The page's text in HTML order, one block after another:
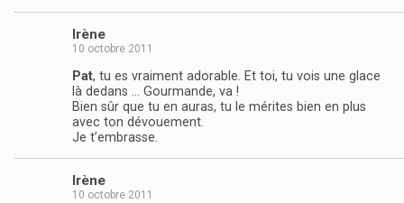
Irène
10 octobre 2011
Pat, tu es vraiment adorable. Et toi, tu vois une glace
là dedans … Gourmande, va !
Bien sûr que tu en auras, tu le mérites bien en plus
avec ton dévouement.
Je t’embrasse.
Irène
10 octobre 2011